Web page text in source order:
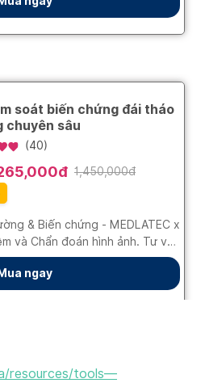
resources/tools—